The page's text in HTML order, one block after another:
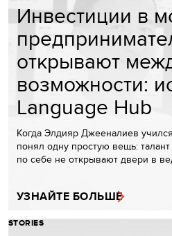
Инвестиции в
открывают
возможности:
Language Hub
Когда Элдияр Джееналиев
понял одну простую вещь:
по себе не открывают двери в
УЗНАЙТЕ БОЛЬШЕ
STORIES